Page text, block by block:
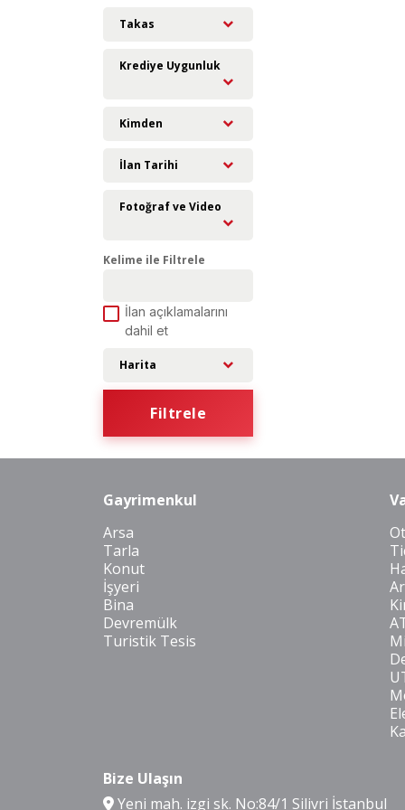
Turgutlu Köyü
Takas
Krediye Uygunluk
Kimden
İlan Tarihi
Fotoğraf ve Video
Kelime ile Filtrele
İlan açıklamalarını
dahil et
Harita
Filtrele
Gayrimenkul
Arsa
Tarla
Konut
İşyeri
Bina
Devremülk
Turistik Tesis
Bize Ulaşın
Yeni mah. izgi sk. No:84/1 Silivri İstanbul